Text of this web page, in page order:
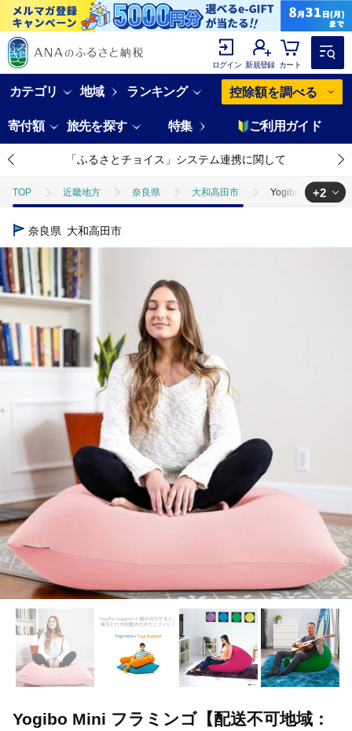
ログイン 新規登録 カート
カテゴリ 地域 ランキング 控除額を調べる
寄付額 旅先を探す 特集 ご利用ガイド
「ふるさとチョイス」システム連携に関して
TOP 近畿地方 奈良県 大和高田市 Yogibo Mini フラ
TOP
TOP 日用品・雑貨
+2
奈良県 大和高田市
Yogibo Mini フラミンゴ【配送不可地域：